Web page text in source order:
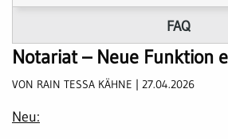
FAQ
Notariat – Neue Funktion
VON RAIN TESSA KÄHNE | 27.04.2026
Neu: